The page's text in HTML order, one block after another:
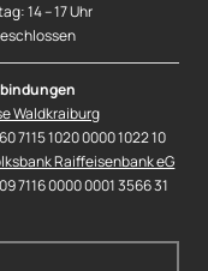
14 – 17 Uhr
Waldkraiburg
7115 1020 0000 1022 10
Raiffeisenbank eG
7116 0000 0001 3566 31